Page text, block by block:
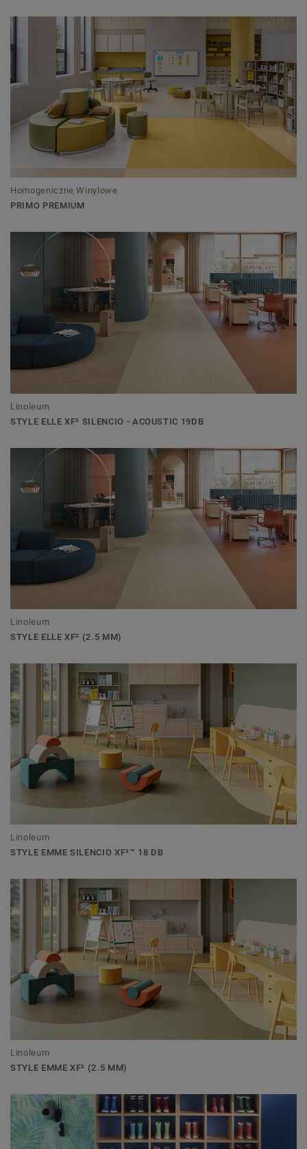
Homogeniczne Winylowe
PRIMO PREMIUM
Linoleum
STYLE ELLE XF² SILENCIO - ACOUSTIC 19DB
Linoleum
STYLE ELLE XF² (2.5 MM)
Linoleum
STYLE EMME SILENCIO XF²™ 18 DB
Linoleum
STYLE EMME XF² (2.5 MM)